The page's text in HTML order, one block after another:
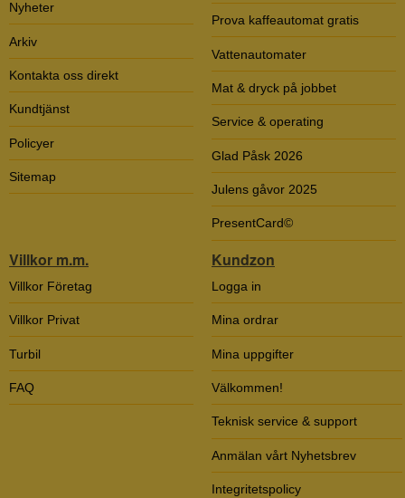
Nyheter
Arkiv
Kontakta oss direkt
Kundtjänst
Policyer
Sitemap
Prova kaffeautomat gratis
Vattenautomater
Mat & dryck på jobbet
Service & operating
Glad Påsk 2026
Julens gåvor 2025
PresentCard©
Villkor m.m.
Villkor Företag
Villkor Privat
Turbil
FAQ
Kundzon
Logga in
Mina ordrar
Mina uppgifter
Välkommen!
Teknisk service & support
Anmälan vårt Nyhetsbrev
Integritetspolicy